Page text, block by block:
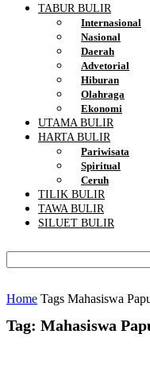
TABUR BULIR
Internasional
Nasional
Daerah
Advetorial
Hiburan
Olahraga
Ekonomi
UTAMA BULIR
HARTA BULIR
Pariwisata
Spiritual
Ceruh
TILIK BULIR
TAWA BULIR
SILUET BULIR
Home Tags Mahasiswa
Tag: Mahasiswa